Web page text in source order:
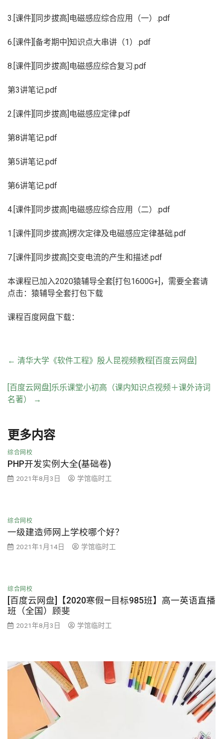
3.[课件][同步拔高]电磁感应综合应用（一）.pdf
6.[课件][备考期中]知识点大串讲（1）.pdf
8.[课件][同步拔高]电磁感应综合复习.pdf
第3讲笔记.pdf
2.[课件][同步拔高]电磁感应定律.pdf
第8讲笔记.pdf
第5讲笔记.pdf
第6讲笔记.pdf
4.[课件][同步拔高]电磁感应综合应用（二）.pdf
1.[课件][同步拔高]楞次定律及电磁感应定律基础.pdf
7.[课件][同步拔高]交变电流的产生和描述.pdf
本课程已加入2020猿辅导全套[打包1600G+]，需要全套请
点击：猿辅导全套打包下载
课程百度网盘下载：
← 清华大学《软件工程》殷人昆视频教程[百度云网盘]
[百度云网盘]乐乐课堂小初高（课内知识点视频＋课外诗词
名著）
→
更多内容
综合网校
PHP开发实例大全(基础卷)
2021年8月3日 学馆临时工
综合网校
一级建造师网上学校哪个好？
2021年1月14日 学馆临时工
综合网校
[百度云网盘]【2020寒假—目标985班】高一英语直播
班（全国）顾斐
2021年8月3日 学馆临时工